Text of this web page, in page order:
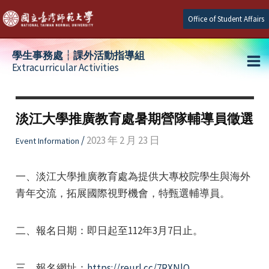
Skip
to
content
Office of Student Affairs
學生事務處┆課外活動指導組
Extracurricular Activities
淡江大學推廣教育處暑期營隊輔導員徵選
Event Information /2023 年 2 月 23 日
一、淡江大學推廣教育處為提供大專校院學生與海外
青年交流，拓展國際視野機會，特甄選輔導員。
二、報名日期：即日起至112年3月7日止。